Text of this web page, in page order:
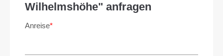
Wilhelmshöhe" anfragen
Anreise*